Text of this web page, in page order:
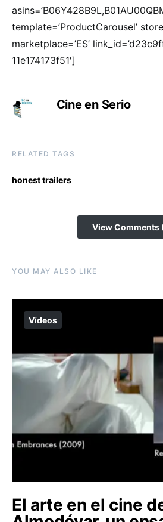
template=’ProductCarousel’
marketplace=’ES’
11e174173f51′]
Cine en Serio
RELATED TAGS
honest trailers
View Comments
YOU MAY ALSO LIKE
Vídeos
El arte en el cine